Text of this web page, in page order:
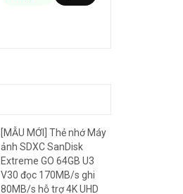
[MẪU MỚI] Thẻ nhớ Máy
ảnh SDXC SanDisk
Extreme GO 64GB U3
V30 đọc 170MB/s ghi
80MB/s hỗ trợ 4K UHD